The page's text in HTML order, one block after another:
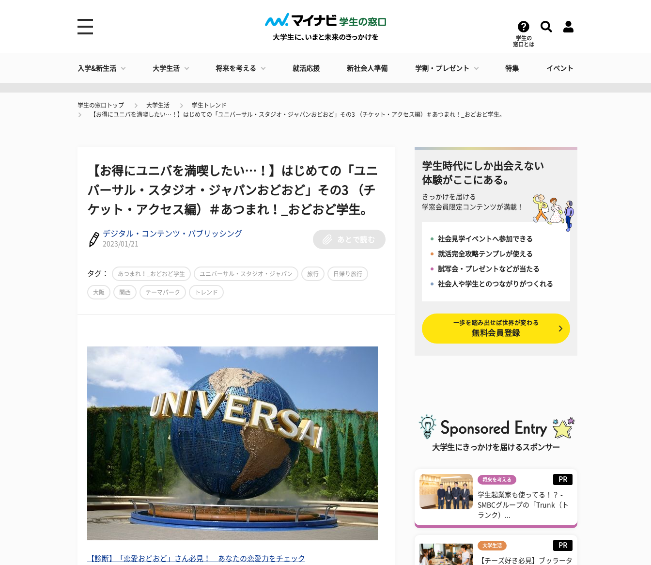
学生の
窓口とは
入学&新生活 大学生活 将来を考える 就活応援 新社会人準備 学割・プレゼント 特集 イベント
学生の窓口トップ 大学生活
学生トレンド
【お得にユニバを満喫したい…！】はじめての「ユニバーサル・スタジオ・ジャパンおどおど」その3 （チケット・アクセス編）＃あつまれ！_おどおど学生。
【お得にユニバを満喫したい…！】はじめての「ユニ
バーサル・スタジオ・ジャパンおどおど」その3 （チ
ケット・アクセス編）＃あつまれ！_おどおど学生。
デジタル・コンテンツ・パブリッシング
2023/01/21
あとで読む
タグ： あつまれ！_おどおど学生 ユニバーサル・スタジオ・ジャパン 旅行 日帰り旅行
大阪 関西 テーマパーク トレンド
【診断】「恋愛おどおど」さん必見！ あなたの恋愛力をチェック
学生時代にしか出会えない
体験がここにある。
きっかけを届ける
学窓会員限定コンテンツが満載！
社会見学イベントへ参加できる
就活完全攻略テンプレが使える
試写会・プレゼントなどが当たる
社会人や学生とのつながりがつくれる
一歩を踏み出せば世界が変わる
無料会員登録
大学生にきっかけを届けるスポンサー
将来を考える PR
学生起業家も使ってる！？ -
SMBCグループの「Trunk（ト
ランク）...
大学生活 PR
【チーズ好き必見】ブッラータ